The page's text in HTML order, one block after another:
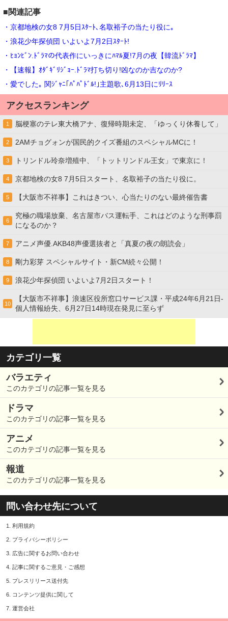
■関連記事
・京都地検の女8 7月5日ｽﾀｰﾄ､名取裕子の当たり役に｡
・浪花少年探偵団 いよいよ7月2日ｽﾀｰﾄ!
・ﾋｮﾝﾋﾞﾝ.ﾄﾞﾗﾏの代表作にいっきにﾊﾏﾙ夏!7月の夜【韓流ﾄﾞﾗﾏ】
・【速報】ｵﾀﾞｷﾞﾘｼﾞｮｰ.ﾄﾞﾗﾏ打ち切り!凶なのか吉なのか?
・愛でした｡ 関ｼﾞｬﾆ｢ﾊﾟﾊﾟﾄﾞﾙ!｣主題歌､6月13日にﾘﾘｰｽ
アクセスランキング
1 脳梗塞のテレ東大橋アナ、復帰時期未定、「ゆっくり休養して」
2 2AMチョグォンが国民的クイズ番組のスペシャルMCに！
3 トリンドル玲奈増殖中、「トットリンドル王女」で東京に！
4 京都地検の女8 7月5日スタート、名取裕子の当たり役に。
5 【大阪市不祥事】これはきつい、心当たりのない最終催告書
6
究極の職場放棄、名古屋市バス運転手、これはどのような刑事罰
になるのか？
7 アニメ声優.AKB48声優選抜者と「真夏の夜の朗読会」
8 剛力彩芽 スペシャルサイト・新CM続々公開！
9 浪花少年探偵団 いよいよ7月2日スタート！
10
【大阪市不祥事】浪速区役所窓口サービス課・平成24年6月21日-
個人情報紛失、6月27日14時現在発見に至らず
カテゴリ一覧
バラエティ
このカテゴリの記事一覧を見る
ドラマ
このカテゴリの記事一覧を見る
アニメ
このカテゴリの記事一覧を見る
報道
このカテゴリの記事一覧を見る
問い合わせ先について
1. 利用規約
2. プライバシーポリシー
3. 広告に関するお問い合わせ
4. 記事に関するご意見・ご感想
5. プレスリリース送付先
6. コンテンツ提供に関して
7. 運営会社